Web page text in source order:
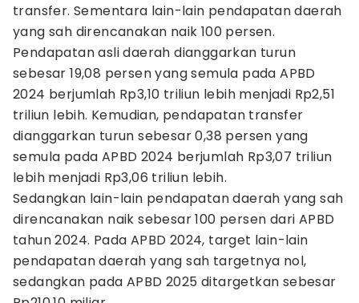
transfer. Sementara lain-lain pendapatan daerah
yang sah direncanakan naik 100 persen.
Pendapatan asli daerah dianggarkan turun
sebesar 19,08 persen yang semula pada APBD
2024 berjumlah Rp3,10 triliun lebih menjadi Rp2,51
triliun lebih. Kemudian, pendapatan transfer
dianggarkan turun sebesar 0,38 persen yang
semula pada APBD 2024 berjumlah Rp3,07 triliun
lebih menjadi Rp3,06 triliun lebih.
Sedangkan lain-lain pendapatan daerah yang sah
direncanakan naik sebesar 100 persen dari APBD
tahun 2024. Pada APBD 2024, target lain-lain
pendapatan daerah yang sah targetnya nol,
sedangkan pada APBD 2025 ditargetkan sebesar